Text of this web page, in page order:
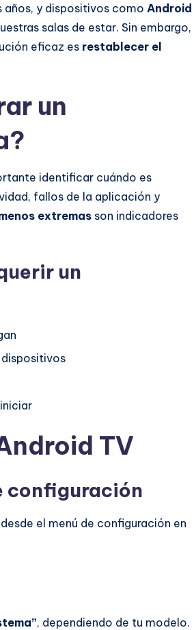
años, y dispositivos como Android
salas de estar. Sin embargo,
eficaz es restablecer el
un
identificar cuándo es
fallos de la aplicación y
extremas son indicadores
un
TV
configuración
el menú de configuración en
, dependiendo de tu modelo.